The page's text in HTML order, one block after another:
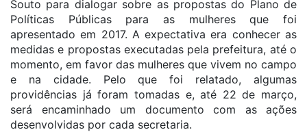
Souto para dialogar sobre as propostas do Plano de
Políticas Públicas para as mulheres que foi
apresentado em 2017. A expectativa era conhecer as
medidas e propostas executadas pela prefeitura, até o
momento, em favor das mulheres que vivem no campo
e na cidade. Pelo que foi relatado, algumas
providências já foram tomadas e, até 22 de março,
será encaminhado um documento com as ações
desenvolvidas por cada secretaria.